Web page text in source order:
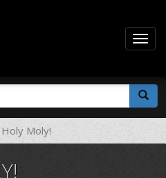
‎Holy Moly!